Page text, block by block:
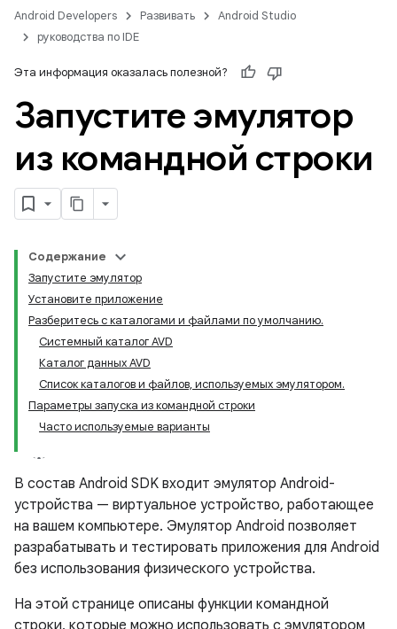
Android Developers Развивать
Android Studio
руководства по IDE
Эта информация оказалась полезной?
Запустите эмулятор
из командной строки
Содержание
Запустите эмулятор
Установите приложение
Разберитесь с каталогами и файлами по умолчанию.
Системный каталог AVD
Каталог данных AVD
Список каталогов и файлов, используемых эмулятором.
Параметры запуска из командной строки
Часто используемые варианты
В состав Android SDK входит эмулятор Android-
устройства — виртуальное устройство, работающее
на вашем компьютере. Эмулятор Android позволяет
разрабатывать и тестировать приложения для Android
без использования физического устройства.
На этой странице описаны функции командной
строки, которые можно использовать с эмулятором